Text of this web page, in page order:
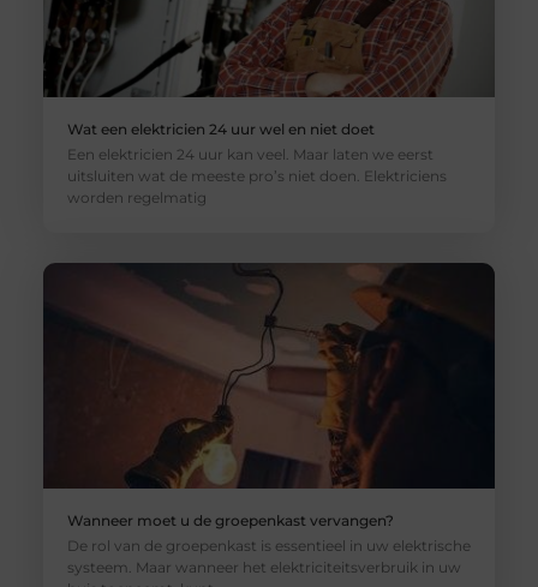
Wat een elektricien 24 uur wel en niet doet
Een elektricien 24 uur kan veel. Maar laten we eerst
uitsluiten wat de meeste pro’s niet doen. Elektriciens
worden regelmatig
Wanneer moet u de groepenkast vervangen?
De rol van de groepenkast is essentieel in uw elektrische
systeem. Maar wanneer het elektriciteitsverbruik in uw